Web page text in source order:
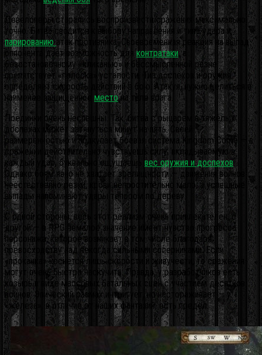
Девелоперы старались воспроизвести сражения максимально
точно. Битва сводится к выбору направления и типа удара и
парированиюатак противника. Своевременная реакция на выпад
оппонента даёт возможность для контратаки, а
безостановочному «кликанью» и бессмысленной резне
препятствует «полоска» усталости. Тип доспехов и оружия
определяет скорость действий в бою. Атакуя, нужно целиться в
наименее защищённое местона теле врага.
Поединки очень неспешны. Так, битва с рыцарем в тяжёлых
доспехах может затянуться минут на пять. Своей
размеренностью и подкупает боевая система Kingdom Come — в
сражении действительно чувствуешь силу, вкладываемую в
каждый удар, буквально ощущаешь вес оружия и доспехов
Однако боям явно не хватает зрелищности — движения воинов
неестественно резки, крови непростительно мало, а успешные
выпады напоминают удары топором по дереву.
С одной стороны, весь этот реализм очень привлекателен, с
другой — в RPG немалое значение имеет чувство прогресса
персонажа, которое возникает в том числе благодаря
превосходству над некогда сильными соперниками. Если
«прокачка» коснётся лишь скорости и живучести, то сражения
могут очень быстро наскучить. Правда, у разработчиков есть
козырь в виде массовых батальных сцен с участием десятков
воинов. Эпический размах интригует, но настораживает — у
«железа», в отличие от наших фантазий, есть предел.